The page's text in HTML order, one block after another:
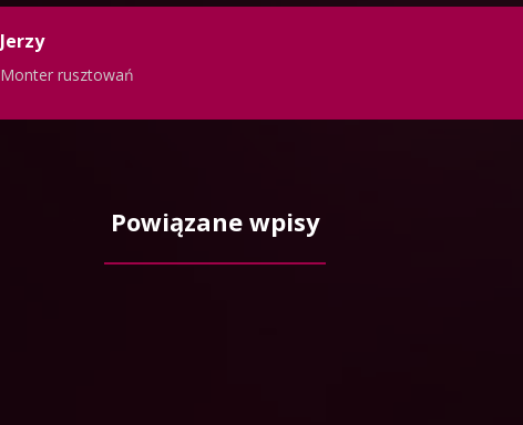
Jerzy
Monter rusztowań
Powiązane wpisy